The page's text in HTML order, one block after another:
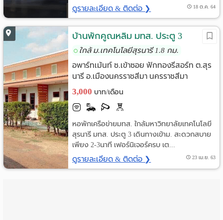
ดูรายละเอียด & ติดต่อ ❯ 18 ต.ค. 64
บ้านพักคูณหลิม มทส. ประตู 3
ใกล้ ม.เทคโนโลยีสุรนารี 1.8 กม.
อพาร์ทเม้นท์ ซ.เข้าซอย ฟักทองรีสอร์ท ต.สุร
นารี อ.เมืองนครราชสีมา นครราชสีมา
3,000 บาท/เดือน
หอพักเครือข่ายมทส. ใกล้มหาวิทยาลัยเทคโนโลยี
สุรนารี มทส. ประตู 3 เดินทางเข้าม. สะดวกสบาย
เพียง 2-3นาที เฟอร์นิเจอร์ครบ เต...
ดูรายละเอียด & ติดต่อ ❯ 23 เม.ย. 63